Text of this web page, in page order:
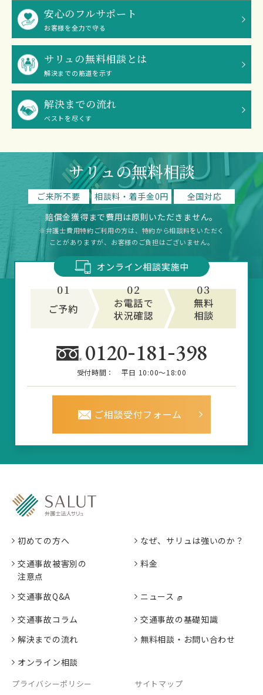
安心のフルサポート
お客様を全力で守る
サリュの無料相談とは
解決までの筋道を示す
解決までの流れ
ベストを尽くす
サリュの無料相談
ご来所不要 相談料・着手金0円
全国対応
賠償金獲得まで費用は原則いただきません。
※弁護士費用特約ご利用の方は、特約から相談料をいただく
ことがありますが、お客様のご負担はございません。
0120-181-398
受付時間： 平日 10:00～18:00
ご相談受付フォーム
初めての方へ
なぜ、サリュは強いのか？
交通事故被害別の
注意点
料金
交通事故Q&A
ニュース
交通事故コラム
交通事故の基礎知識
解決までの流れ
無料相談・お問い合わせ
オンライン相談
プライバシーポリシー サイトマップ